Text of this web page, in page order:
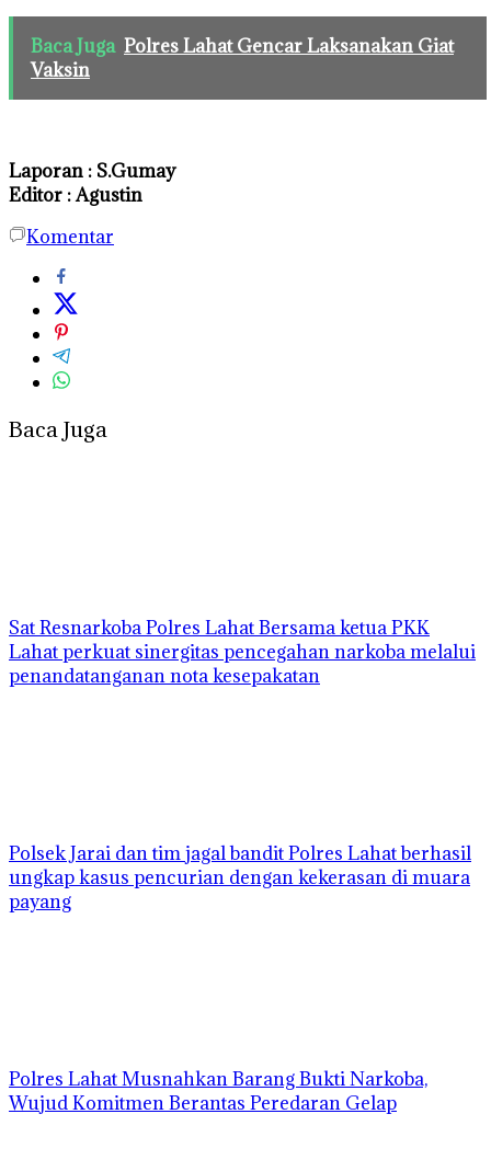
Baca Juga Polres Lahat Gencar Laksanakan Giat
Vaksin
Laporan : S.Gumay
Editor : Agustin
Komentar
Baca Juga
Sat Resnarkoba Polres Lahat Bersama ketua PKK
Lahat perkuat sinergitas pencegahan narkoba melalui
penandatanganan nota kesepakatan
Polsek Jarai dan tim jagal bandit Polres Lahat berhasil
ungkap kasus pencurian dengan kekerasan di muara
payang
Polres Lahat Musnahkan Barang Bukti Narkoba,
Wujud Komitmen Berantas Peredaran Gelap